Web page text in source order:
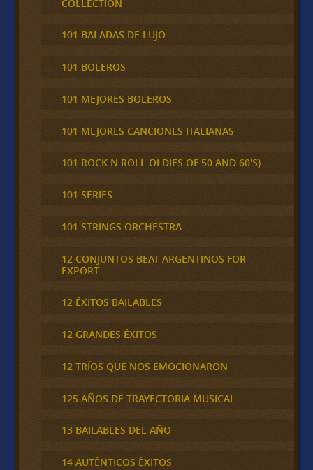
COLLECTION
101 BALADAS DE LUJO
101 BOLEROS
101 MEJORES BOLEROS
101 MEJORES CANCIONES ITALIANAS
101 ROCK N ROLL OLDIES OF 50 AND 60'S}
101 SERIES
101 STRINGS ORCHESTRA
12 CONJUNTOS BEAT ARGENTINOS FOR
EXPORT
12 ÉXITOS BAILABLES
12 GRANDES ÉXITOS
12 TRÍOS QUE NOS EMOCIONARON
125 AÑOS DE TRAYECTORIA MUSICAL
13 BAILABLES DEL AÑO
14 AUTÉNTICOS ÉXITOS